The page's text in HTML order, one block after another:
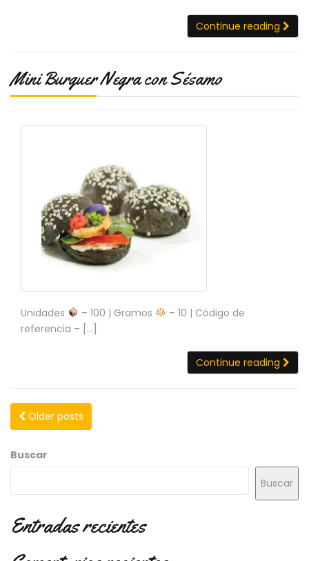
Continue reading
Mini Burguer Negra con Sésamo
Unidades – 100 | Gramos
– 10 | Código de
referencia – […]
Continue reading
Older posts
Buscar
Buscar
Entradas recientes